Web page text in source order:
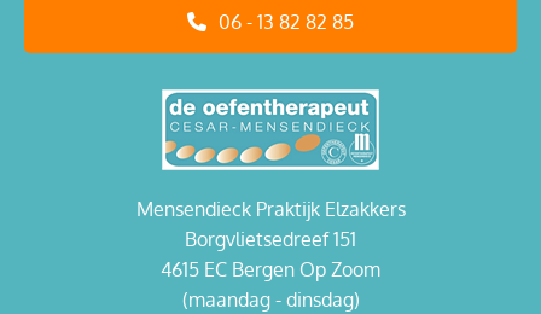
06 - 13 82 82 85
Mensendieck Praktijk Elzakkers
Borgvlietsedreef 151
4615 EC Bergen Op Zoom
(maandag - dinsdag)